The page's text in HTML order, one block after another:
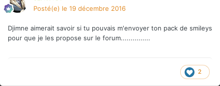
Posté(e) le 19 décembre 2016
Djimne aimerait savoir si tu pouvais m'envoyer ton pack de smileys
pour que je les propose sur le forum...............
2